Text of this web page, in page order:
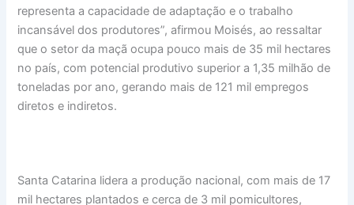
representa a capacidade de adaptação e o trabalho
incansável dos produtores”, afirmou Moisés, ao ressaltar
que o setor da maçã ocupa pouco mais de 35 mil hectares
no país, com potencial produtivo superior a 1,35 milhão de
toneladas por ano, gerando mais de 121 mil empregos
diretos e indiretos.
Santa Catarina lidera a produção nacional, com mais de 17
mil hectares plantados e cerca de 3 mil pomicultores,